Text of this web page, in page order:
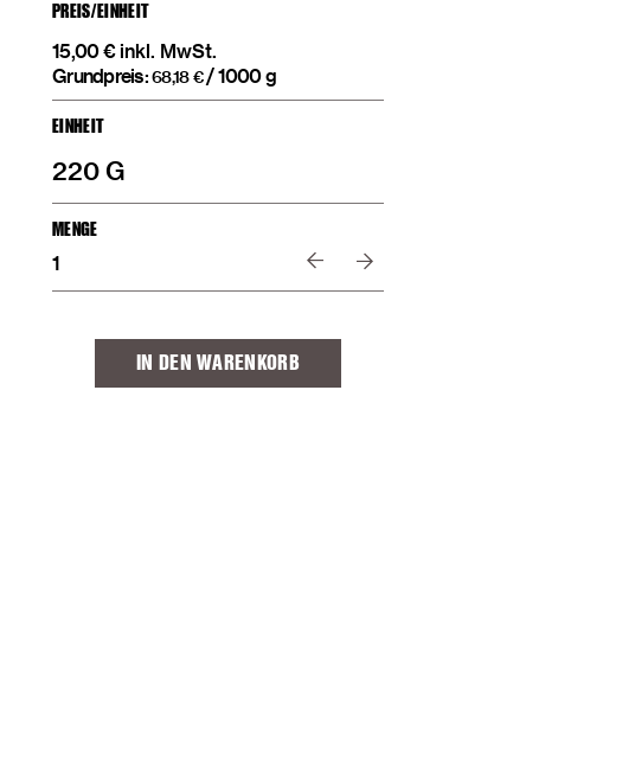
PREIS/EINHEIT
15,00€ inkl. MwSt.
Grundpreis:68,18€/1000g
EINHEIT
220 G
MENGE
|
100%
IN DEN WARENKORB